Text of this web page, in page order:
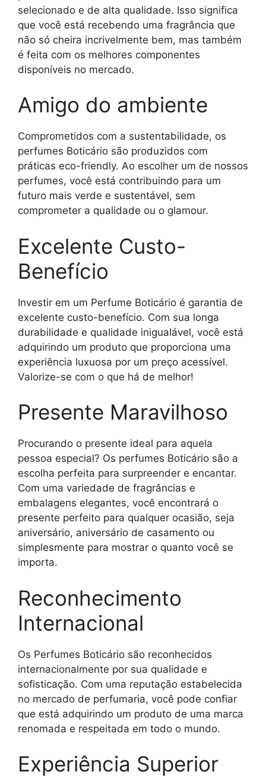
selecionado e de alta qualidade. Isso significa
que você está recebendo uma fragrância que
não só cheira incrivelmente bem, mas também
é feita com os melhores componentes
disponíveis no mercado.
Amigo do ambiente
Comprometidos com a sustentabilidade, os
perfumes Boticário são produzidos com
práticas eco-friendly. Ao escolher um de nossos
perfumes, você está contribuindo para um
futuro mais verde e sustentável, sem
comprometer a qualidade ou o glamour.
Excelente Custo-
Benefício
Investir em um Perfume Boticário é garantia de
excelente custo-benefício. Com sua longa
durabilidade e qualidade inigualável, você está
adquirindo um produto que proporciona uma
experiência luxuosa por um preço acessível.
Valorize-se com o que há de melhor!
Presente Maravilhoso
Procurando o presente ideal para aquela
pessoa especial? Os perfumes Boticário são a
escolha perfeita para surpreender e encantar.
Com uma variedade de fragrâncias e
embalagens elegantes, você encontrará o
presente perfeito para qualquer ocasião, seja
aniversário, aniversário de casamento ou
simplesmente para mostrar o quanto você se
importa.
Reconhecimento
Internacional
Os Perfumes Boticário são reconhecidos
internacionalmente por sua qualidade e
sofisticação. Com uma reputação estabelecida
no mercado de perfumaria, você pode confiar
que está adquirindo um produto de uma marca
renomada e respeitada em todo o mundo.
Experiência Superior